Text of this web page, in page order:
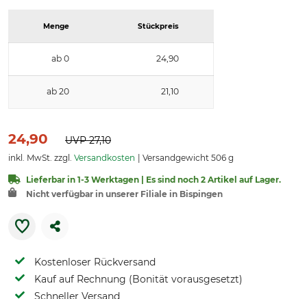
Menge Stückpreis
ab 0 24,90
ab 20 21,10
24,90 UVP27,10
inkl. MwSt. zzgl. Versandkosten Versandgewicht 506 g
Lieferbar in 1-3 Werktagen | Es sind noch 2 Artikel auf Lager.
Nicht verfügbar in unserer Filiale in Bispingen
Kostenloser Rückversand
Kauf auf Rechnung (Bonität vorausgesetzt)
Schneller Versand